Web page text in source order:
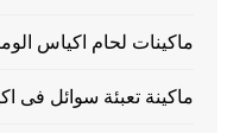
ماكينات لحام اكياس
ماكينة تعبئة سوائل فى